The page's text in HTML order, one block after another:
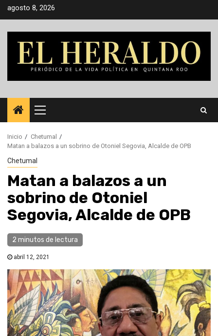
Saltar
agosto 8, 2026
Menú
principal
Inicio
Chetumal
Matan a balazos a un sobrino de Otoniel Segovia, Alcalde de OPB
Chetumal
Matan a balazos a un
sobrino de Otoniel
Segovia, Alcalde de OPB
2 minutos de lectura
abril 12, 2021